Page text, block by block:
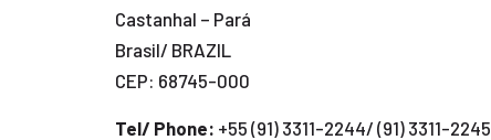
Castanhal – Pará
Brasil/ BRAZIL
CEP: 68745-000
Tel/ Phone: +55 (91) 3311-2244/ (91) 3311-2245